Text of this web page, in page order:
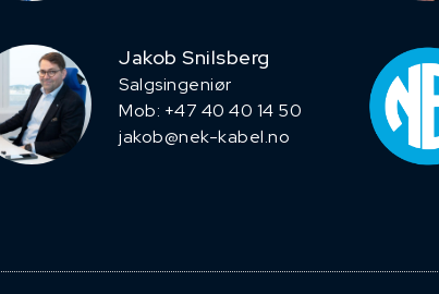
Jakob Snilsberg
​Salgsingeniør
Mob: +47 40 40 14 50
jakob@nek-kabel.no